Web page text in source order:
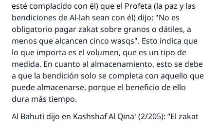
esté complacido con él) que el Profeta (la paz y las
bendiciones de Al-lah sean con él) dijo: "No es
obligatorio pagarzakatsobre granos o dátiles, a
menos que alcancen cinco wasqs". Esto indica que
lo que importa es el volumen, que es un tipo de
medida. En cuanto al almacenamiento, esto se debe
a que la bendición solo se completa con aquello que
puede almacenarse, porque el beneficio de ello
dura más tiempo.
Al Bahuti dijo en Kashshaf Al Qina' (2/205): “El zakat